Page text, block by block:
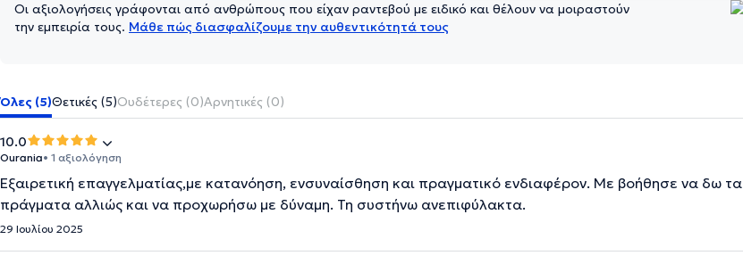
Οι αξιολογήσεις γράφονται από ανθρώπους που είχαν ραντεβού με ειδικό και θέλουν να μοιραστούν
την εμπειρία τους. Μάθε πώς διασφαλίζουμε την αυθεντικότητά τους
Όλες (5)Θετικές (5)Ουδέτερες (0)Αρνητικές (0)
10.0
Ourania• 1 αξιολόγηση
Εξαιρετική επαγγελματίας,με κατανόηση, ενσυναίσθηση και πραγματικό ενδιαφέρον. Με βοήθησε να δω τα
πράγματα αλλιώς και να προχωρήσω με δύναμη. Τη συστήνω ανεπιφύλακτα.
29 Ιουλίου 2025